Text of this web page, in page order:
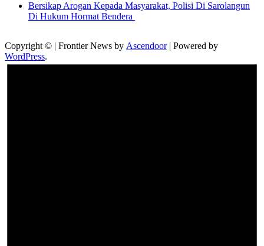
Bersikap Arogan Kepada Masyarakat, Polisi Di Sarolangun
Di Hukum Hormat Bendera
Copyright © | Frontier News by Ascendoor| Powered by
WordPress.